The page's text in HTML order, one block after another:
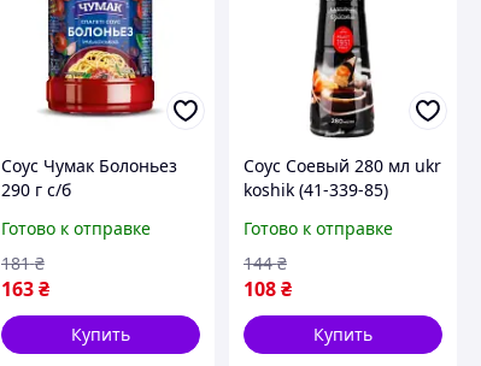
Соус Чумак Болоньез
290 г с/б
Готово к отправке
163 ₴
181 ₴
Купить
Соус Соевый 280 мл ukr
koshik (41-339-85)
Готово к отправке
108₴
144 ₴
Купить